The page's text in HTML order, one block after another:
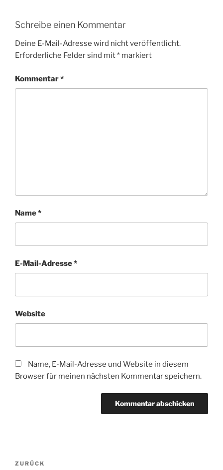
Schreibe einen Kommentar
Deine E-Mail-Adresse wird nicht veröffentlicht.
Erforderliche Felder sind mit* markiert
Kommentar*
Name*
E-Mail-Adresse*
Website
Name, E-Mail-Adresse und Website in diesem
Browser für meinen nächsten Kommentar speichern.
Beitragsnavigation
Vorheriger
ZURÜCK